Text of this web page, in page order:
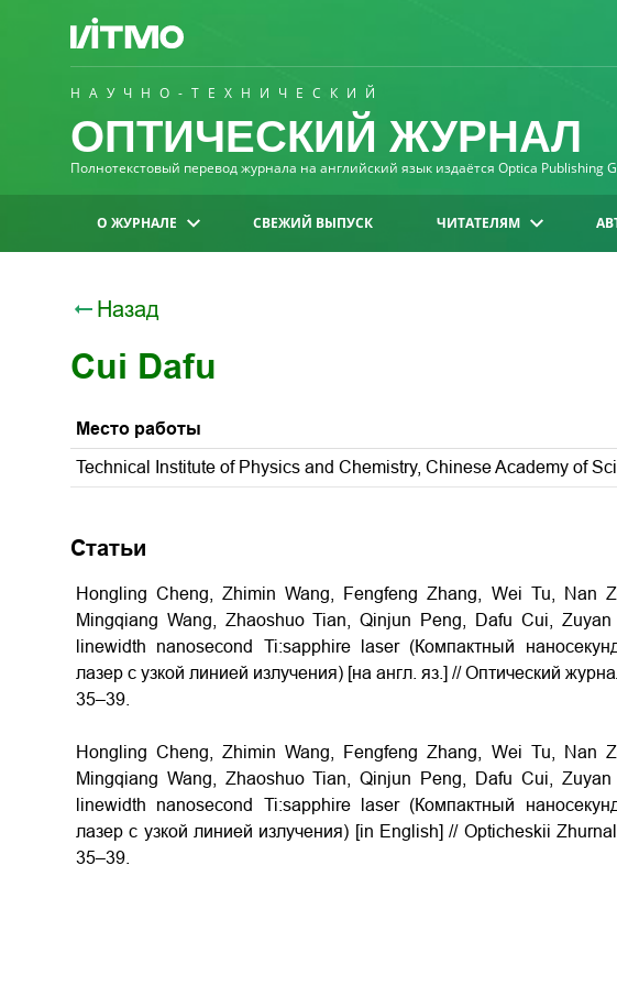
НАУЧНО-ТЕХНИЧЕСКИЙ
ОПТИЧЕСКИЙ ЖУРНАЛ
Полнотекстовый перевод журнала на английский язык издаётся Optica Publishing
О ЖУРНАЛЕ СВЕЖИЙ ВЫПУСК ЧИТАТЕЛЯМ
Назад
Cui Dafu
Место работы
Technical Institute of Physics and Chemistry, Chinese Academy of
Статьи
Hongling Cheng, Zhimin Wang, Fengfeng Zhang, Wei Tu, Nan
Mingqiang Wang, Zhaoshuo Tian, Qinjun Peng, Dafu Cui,
linewidth nanosecond Ti:sapphire laser (Компактный
лазер с узкой линией излучения) [на англ. яз.] // Оптический
35–39.
Hongling Cheng, Zhimin Wang, Fengfeng Zhang, Wei Tu, Nan
Mingqiang Wang, Zhaoshuo Tian, Qinjun Peng, Dafu Cui,
linewidth nanosecond Ti:sapphire laser (Компактный
лазер с узкой линией излучения) [in English] // Opticheskii
35–39.